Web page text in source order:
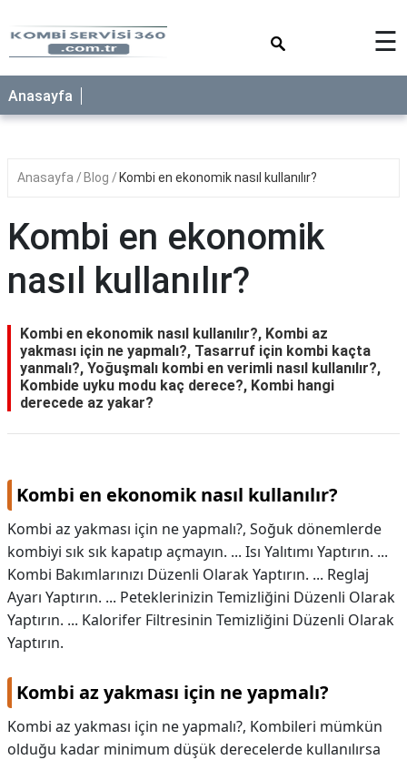
☰
Anasayfa
Anasayfa Blog Kombi en ekonomik nasıl kullanılır?
Kombi en ekonomik
nasıl kullanılır?
Kombi en ekonomik nasıl kullanılır?, Kombi az
yakması için ne yapmalı?, Tasarruf için kombi kaçta
yanmalı?, Yoğuşmalı kombi en verimli nasıl kullanılır?,
Kombide uyku modu kaç derece?, Kombi hangi
derecede az yakar?
Kombi en ekonomik nasıl kullanılır?
Kombi az yakması için ne yapmalı?, Soğuk dönemlerde
kombiyi sık sık kapatıp açmayın. ... Isı Yalıtımı Yaptırın. ...
Kombi Bakımlarınızı Düzenli Olarak Yaptırın. ... Reglaj
Ayarı Yaptırın. ... Peteklerinizin Temizliğini Düzenli Olarak
Yaptırın. ... Kalorifer Filtresinin Temizliğini Düzenli Olarak
Yaptırın.
Kombi az yakması için ne yapmalı?
Kombi az yakması için ne yapmalı?, Kombileri mümkün
olduğu kadar minimum düşük derecelerde kullanılırsa